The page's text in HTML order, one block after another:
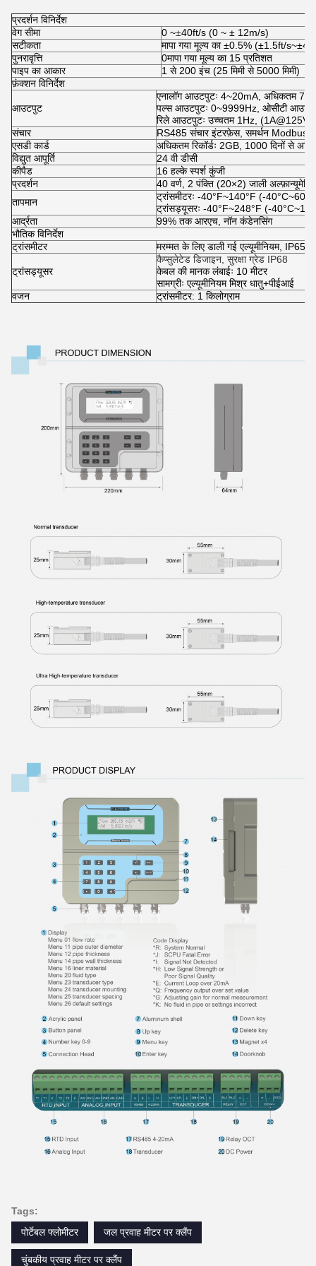
प्रदर्शन विनिर्देश
वेग सीमा
0 ~±40ft/s (0 ~ ± 12m/s)
सटीकता
मापा गया मूल्य का ±0.5% (±1.5ft/
पुनरावृत्ति
0मापा गया मूल्य का 15 प्रतिशत
पाइप का आकार
1 से 200 इंच (25 मिमी से 5000 मिमी)
फ़ंक्शन विनिर्देश
आउटपुट
एनालॉग आउटपुटः 4~20mA, अधिकतम
पल्स आउटपुटः 0~9999Hz, ओसीटी
रिले आउटपुटः उच्चतम 1Hz,
संचार
RS485 संचार इंटरफ़ेस, समर्थन Modbus
एसडी कार्ड
अधिकतम रिकॉर्डः 2GB, 1000 दिनों से
विद्युत आपूर्ति
24 वी डीसी
कीपैड
16 हल्के स्पर्श कुंजी
प्रदर्शन
40 वर्ण, 2 पंक्ति (20×2) जाली
तापमान
ट्रांसमीटरः -40°F~140°F (-
ट्रांसड्यूसरः -40°F~248°F (-
आर्द्रता
99% तक आरएच, नॉन कंडेनसिंग
भौतिक विनिर्देश
ट्रांसमीटर
मरम्मत के लिए डाली गई एल्यूमीनियम, IP65,
ट्रांसड्यूसर
कैप्सुलेटेड डिजाइन, सुरक्षा ग्रेड IP68
केबल की मानक लंबाईः 10 मीटर
सामग्रीः एल्यूमीनियम मिश्र धातु+पीईआई
वजन
ट्रांसमीटर: 1 किलोग्राम
Flo-Instruments
Good day, what product are you looking for?